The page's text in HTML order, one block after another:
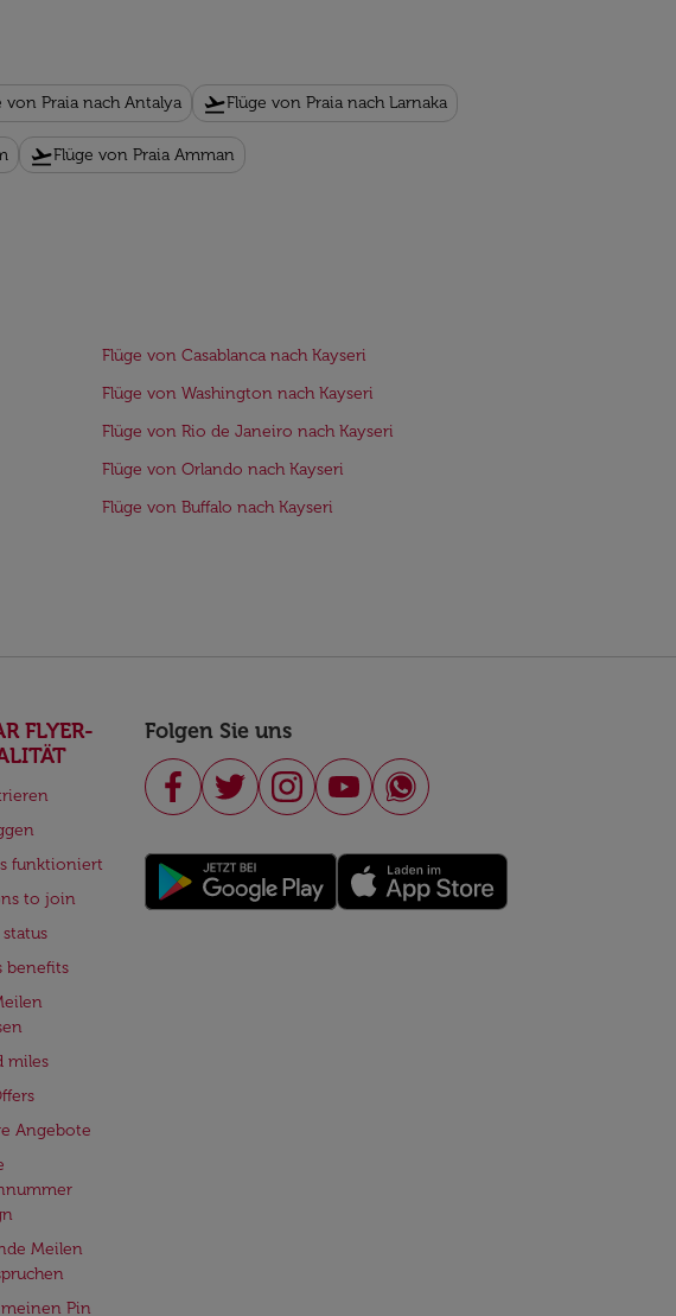
von Praia nach Antalya flight_takeoffFlüge von Praia nach Larnaka
flight_takeoffFlüge von Praia Amman
Flüge von Casablanca nach Kayseri
Flüge von Washington nach Kayseri
Flüge von Rio de Janeiro nach Kayseri
Flüge von Orlando nach Kayseri
Flüge von Buffalo nach Kayseri
FLYER-
funktioniert
to join
benefits
miles
Angebote
Meilen
Pin
Folgen Sie uns